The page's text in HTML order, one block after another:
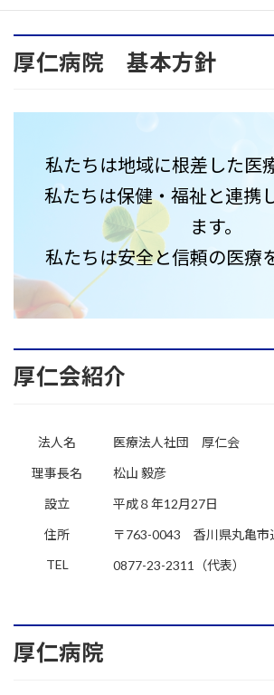
厚仁病院 基本方針
私たちは地域に根差した医
私たちは保健・福祉と連携
ます。
私たちは安全と信頼の医療
厚仁会紹介
法人名
医療法人社団 厚仁会
理事長名
松山 毅彦
設立
平成８年12月27日
住所
〒763-0043 香川県丸亀市
TEL
0877-23-2311（代表）
厚仁病院